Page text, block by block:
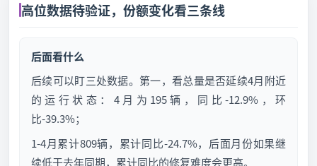
高位数据待验证，份额变化看三条线
后面看什么
后续可以盯三处数据。第一，看总量是否延续4月附近
的运行状态：4月为195辆，同比-12.9%，环
比-39.3%；
1-4月累计809辆，累计同比-24.7%，后面月份如果继
续低于去年同期，累计同比的修复难度会更高。